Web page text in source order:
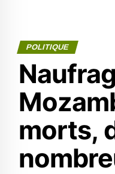
POLITIQUE
morts,